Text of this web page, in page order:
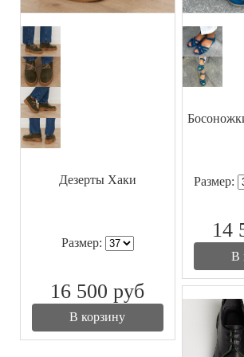
Дезерты Хаки
Размер:
16 500 руб
В корзину
Размер:
14
В